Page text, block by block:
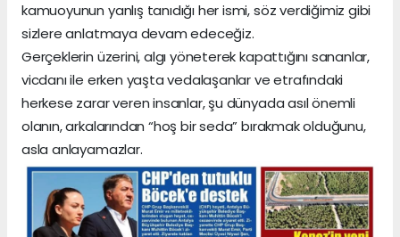
kamuoyunun yanlış tanıdığı her ismi, söz verdiğimiz gibi
sizlere anlatmaya devam edeceğiz.
Gerçeklerin üzerini, algı yöneterek kapattığını sananlar,
vicdanı ile erken yaşta vedalaşanlar ve etrafındaki
herkese zarar veren insanlar, şu dünyada asıl önemli
olanın, arkalarından “hoş bir seda” bırakmak olduğunu,
asla anlayamazlar.